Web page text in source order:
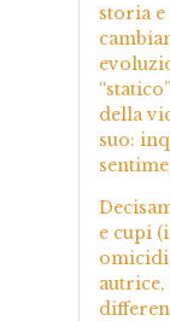
storia
della
suo:
e cupi